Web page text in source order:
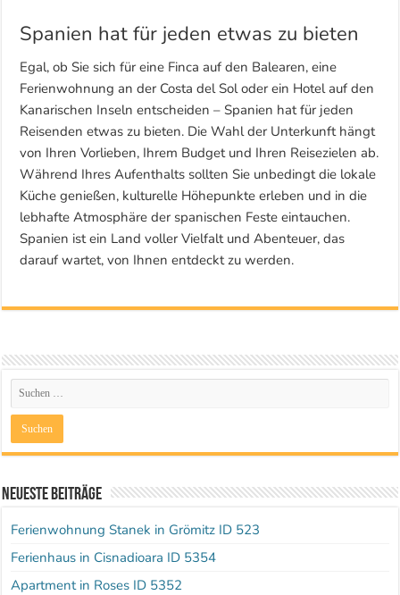
Spanien hat für jeden etwas zu bieten
Egal, ob Sie sich für eine Finca auf den Balearen, eine
Ferienwohnung an der Costa del Sol oder ein Hotel auf den
Kanarischen Inseln entscheiden – Spanien hat für jeden
Reisenden etwas zu bieten. Die Wahl der Unterkunft hängt
von Ihren Vorlieben, Ihrem Budget und Ihren Reisezielen ab.
Während Ihres Aufenthalts sollten Sie unbedingt die lokale
Küche genießen, kulturelle Höhepunkte erleben und in die
lebhafte Atmosphäre der spanischen Feste eintauchen.
Spanien ist ein Land voller Vielfalt und Abenteuer, das
darauf wartet, von Ihnen entdeckt zu werden.
Neueste Beiträge
Ferienwohnung Stanek in Grömitz ID 523
Ferienhaus in Cisnadioara ID 5354
Apartment in Roses ID 5352